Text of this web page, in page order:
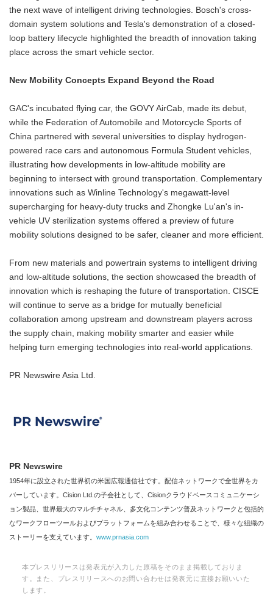
the next wave of intelligent driving technologies. Bosch's cross-
domain system solutions and Tesla's demonstration of a closed-
loop battery lifecycle highlighted the breadth of innovation taking
place across the smart vehicle sector.
New Mobility Concepts Expand Beyond the Road
GAC's incubated flying car, the GOVY AirCab, made its debut,
while the Federation of Automobile and Motorcycle Sports of
China partnered with several universities to display hydrogen-
powered race cars and autonomous Formula Student vehicles,
illustrating how developments in low-altitude mobility are
beginning to intersect with ground transportation. Complementary
innovations such as Winline Technology's megawatt-level
supercharging for heavy-duty trucks and Zhongke Lu'an's in-
vehicle UV sterilization systems offered a preview of future
mobility solutions designed to be safer, cleaner and more efficient.
From new materials and powertrain systems to intelligent driving
and low-altitude solutions, the section showcased the breadth of
innovation which is reshaping the future of transportation. CISCE
will continue to serve as a bridge for mutually beneficial
collaboration among upstream and downstream players across
the supply chain, making mobility smarter and easier while
helping turn emerging technologies into real-world applications.
PR Newswire Asia Ltd.
PR Newswire
1954年に設立された世界初の米国広報通信社です。配信ネットワークで全世界をカ
バーしています。Cision Ltd.の子会社として、Cisionクラウドベースコミュニケーシ
ョン製品、世界最大のマルチチャネル、多文化コンテンツ普及ネットワークと包括的
なワークフローツールおよびプラットフォームを組み合わせることで、様々な組織の
ストーリーを支えています。 www.prnasia.com
本プレスリリースは発表元が入力した原稿をそのまま掲載しておりま
す。また、プレスリリースへのお問い合わせは発表元に直接お願いいた
します。